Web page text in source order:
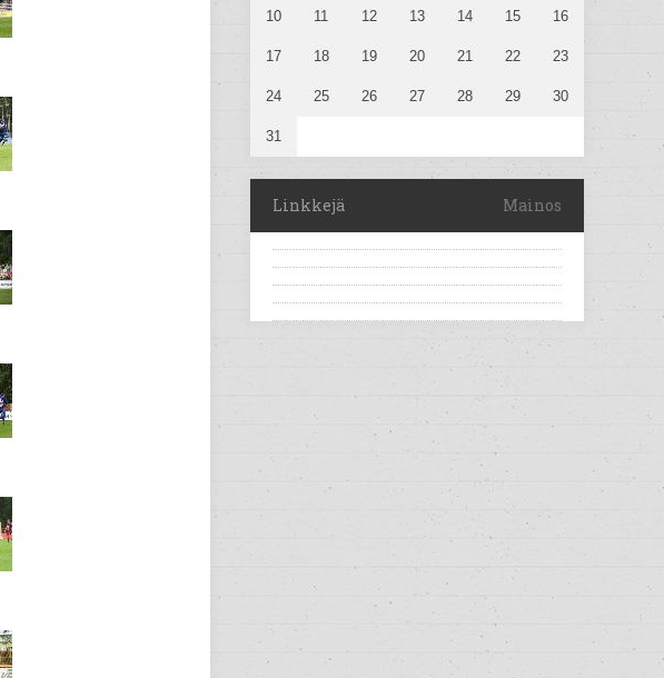
10 11 12 13 14 15 16
17 18 19 20 21 22 23
24 25 26 27 28 29 30
31
Linkkejä Mainos